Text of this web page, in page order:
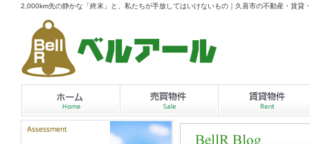
2,000km先の静かな「終末」と、私たちが手放してはいけないもの｜久喜市の不動産・賃貸